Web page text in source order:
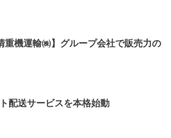
重機運輸㈱】グループ会社で販売力の
配送サービスを本格始動